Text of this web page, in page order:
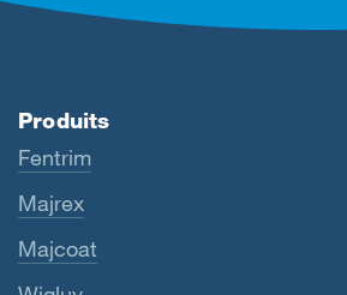
Produits
Fentrim
Majrex
Majcoat